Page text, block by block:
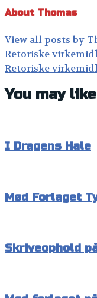
About Thomas
View all posts by
Post
navigation
Retoriske
Retoriske
You may
I Dragens Hale
Mød Forlaget
Skriveophold